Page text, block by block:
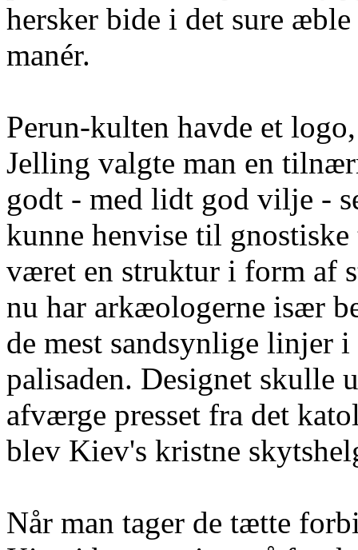
hersker bide i det sure
manér.
Perun-kulten havde et
Jelling valgte man en
godt - med lidt god vilje -
kunne henvise til
været en struktur i form af
nu har arkæologerne især
de mest sandsynlige linjer
palisaden. Designet skulle
afværge presset fra det
blev Kiev's kristne
Når man tager de tætte